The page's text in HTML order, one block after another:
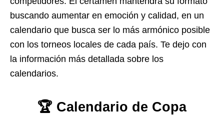
buscando aumentar en emoción y calidad, en un
calendario que busca ser lo más armónico posible
con los torneos locales de cada país. Te dejo con
la información más detallada sobre los
calendarios.
🏆 Calendario de Copa